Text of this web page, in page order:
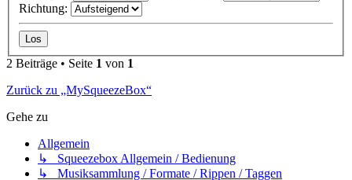
Richtung:
2 Beiträge • Seite 1 von 1
Zurück zu „MySqueezeBox“
Gehe zu
Allgemein
↳ Squeezebox Allgemein / Bedienung
↳ Musiksammlung / Formate / Rippen / Taggen